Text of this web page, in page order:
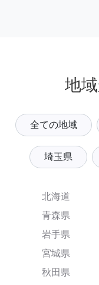
地
全ての地域
埼玉県
北海道
青森県
岩手県
宮城県
秋田県